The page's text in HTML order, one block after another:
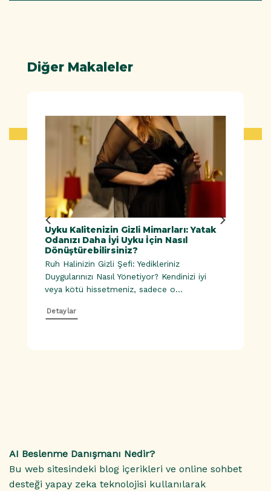
Diğer Makaleler
Uyku Kalitenizin Gizli Mimarları: Yatak
Odanızı Daha İyi Uyku İçin Nasıl
Dönüştürebilirsiniz?
Ruh Halinizin Gizli Şefi: Yedikleriniz
Duygularınızı Nasıl Yönetiyor? Kendinizi iyi
veya kötü hissetmeniz, sadece o...
Detaylar
AI Beslenme Danışmanı Nedir?
Bu web sitesindeki blog içerikleri ve online sohbet
desteği yapay zeka teknolojisi kullanılarak